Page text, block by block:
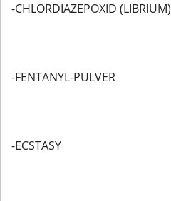
-CHLORDIAZEPOXID (LIBRIUM)
-FENTANYL-PULVER
-ECSTASY